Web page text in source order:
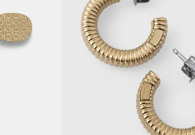
ID Produktu